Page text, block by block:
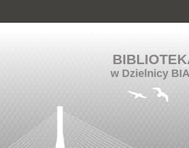
w Dzielnicy